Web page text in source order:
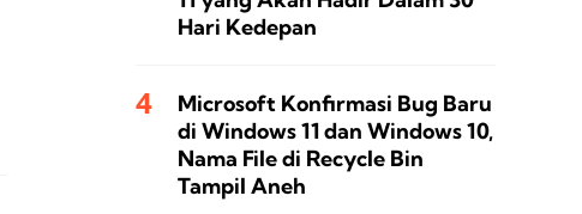
Hari Kedepan
Microsoft Konfirmasi Bug Baru
di Windows 11 dan Windows 10,
Nama File di Recycle Bin
Tampil Aneh